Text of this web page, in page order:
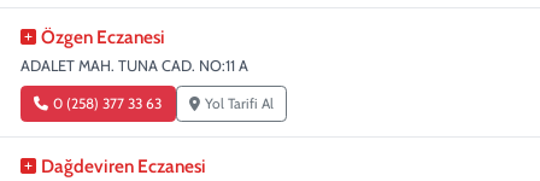
Özgen Eczanesi
ADALET MAH. TUNA CAD. NO:11 A
0 (258) 377 33 63 Yol Tarifi Al
Dağdeviren Eczanesi